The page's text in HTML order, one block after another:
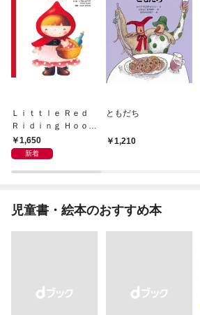
Ｌｉｔｔｌｅ Ｒｅｄ
Ｒｉｄｉｎｇ Ｈｏｏｄ
あかずきん
1,650
新着
ともだち
1,210
児童書・絵本のおすすめ本